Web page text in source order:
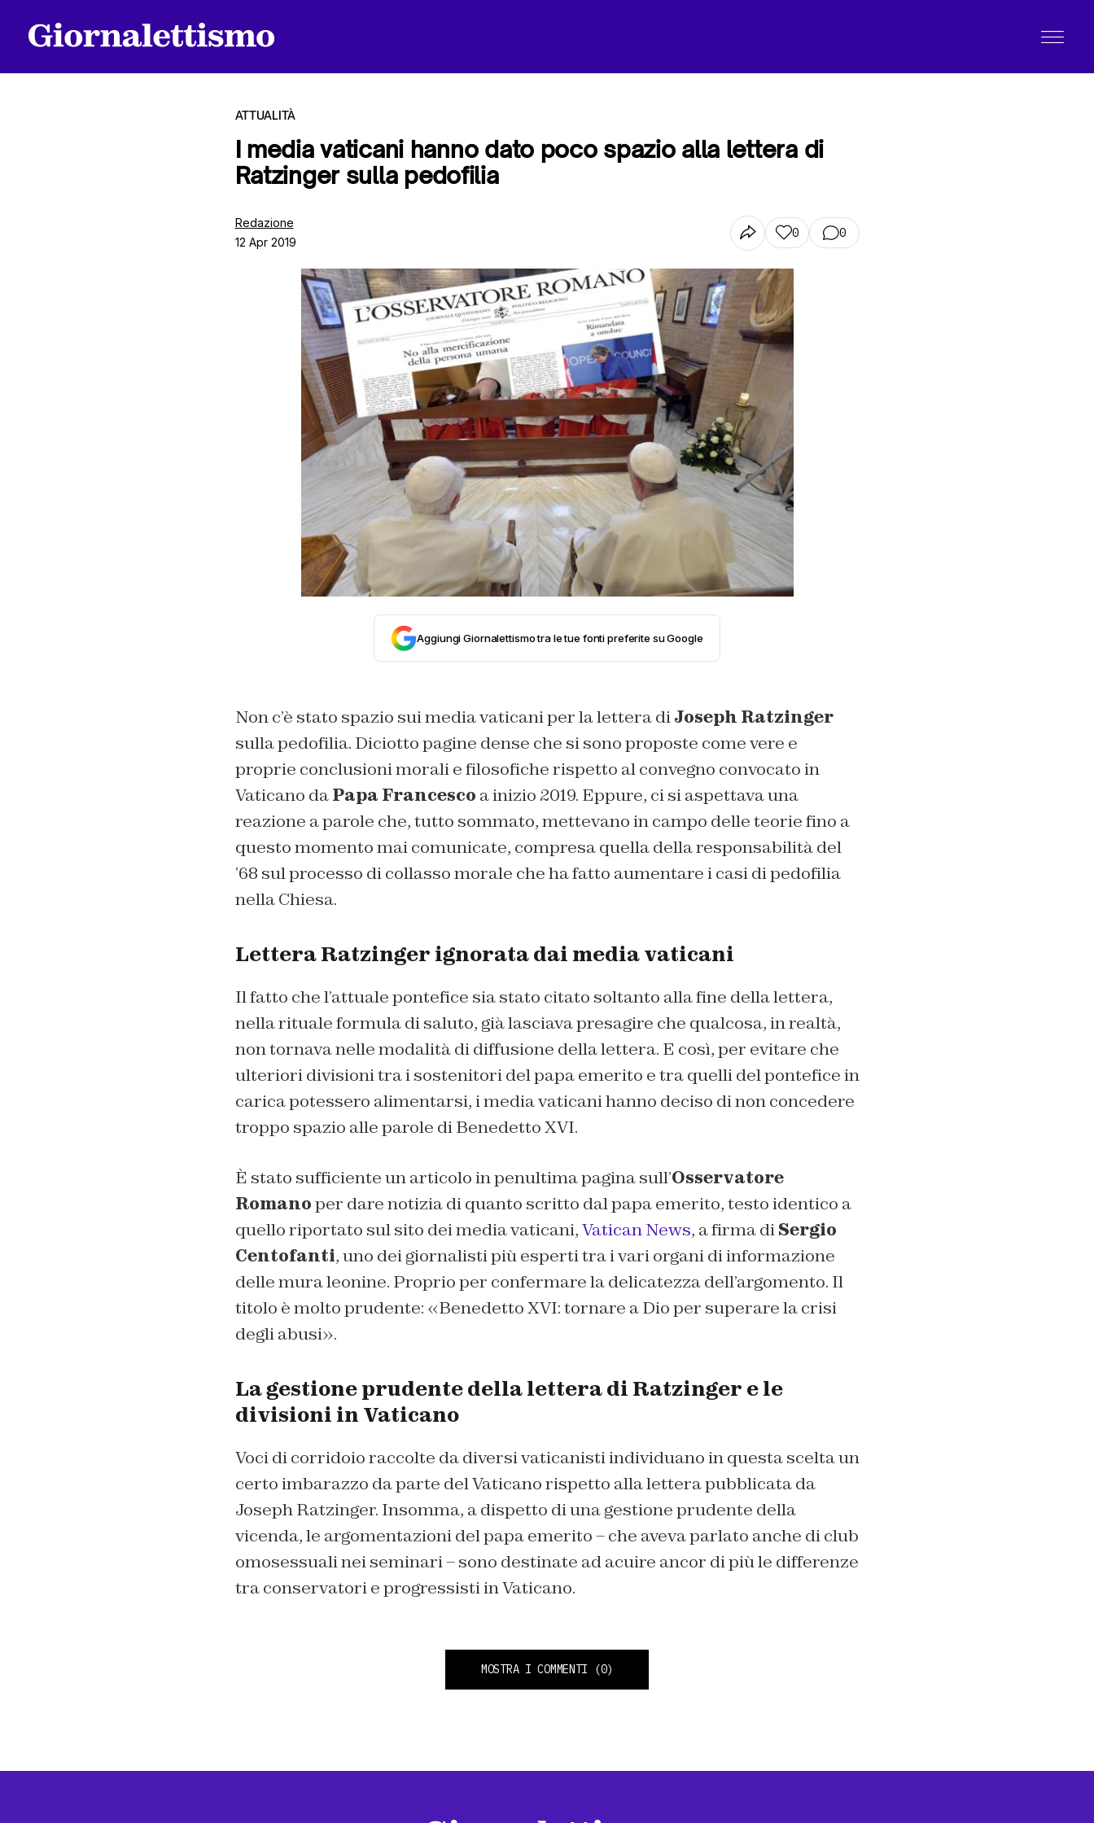
ATTUALITÀ
I media vaticani hanno dato poco spazio alla lettera di
Ratzinger sulla pedofilia
Redazione
12 Apr 2019
0 0
Aggiungi Giornalettismo tra le tue fonti preferite su Google
Non c’è stato spazio sui media vaticani per la lettera diJoseph Ratzinger
sulla pedofilia. Diciotto pagine dense che si sono proposte come vere e
proprie conclusioni morali e filosofiche rispetto al convegno convocato in
Vaticano daPapa Francesco a inizio 2019. Eppure, ci si aspettava una
reazione a parole che, tutto sommato, mettevano in campo delle teorie fino a
questo momento mai comunicate, compresa quella della responsabilità del
’68 sul processo di collasso morale che ha fatto aumentare i casi di pedofilia
nella Chiesa.
Lettera Ratzinger ignorata dai media vaticani
Il fatto che l’attuale pontefice sia stato citato soltanto alla fine della lettera,
nella rituale formula di saluto, già lasciava presagire che qualcosa, in realtà,
non tornava nelle modalità di diffusione della lettera. E così, per evitare che
ulteriori divisioni tra i sostenitori del papa emerito e tra quelli del pontefice in
carica potessero alimentarsi, i media vaticani hanno deciso di non concedere
troppo spazio alle parole di Benedetto XVI.
È stato sufficiente un articolo in penultima pagina sull’Osservatore
Romanoper dare notizia di quanto scritto dal papa emerito, testo identico a
quello riportato sul sito dei media vaticani,Vatican News, a firma diSergio
Centofanti, uno dei giornalisti più esperti tra i vari organi di informazione
delle mura leonine. Proprio per confermare la delicatezza dell’argomento. Il
titolo è molto prudente: «Benedetto XVI: tornare a Dio per superare la crisi
degli abusi».
La gestione prudente della lettera di Ratzinger e le
divisioni in Vaticano
Voci di corridoio raccolte da diversi vaticanisti individuano in questa scelta un
certo imbarazzo da parte del Vaticano rispetto alla lettera pubblicata da
Joseph Ratzinger. Insomma, a dispetto di una gestione prudente della
vicenda, le argomentazioni del papa emerito – che aveva parlato anche di club
omosessuali nei seminari – sono destinate ad acuire ancor di più le differenze
tra conservatori e progressisti in Vaticano.
MOSTRA I COMMENTI (0)